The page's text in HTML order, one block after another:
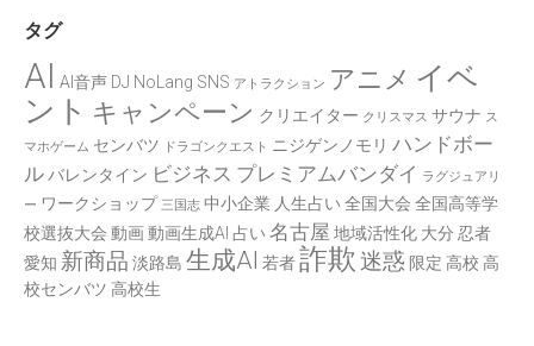
タグ
AI AI音声 DJ NoLang SNS アトラクション アニメ イベ
ント キャンペーン クリエイター クリスマス サウナ ス
マホゲーム センバツ ドラゴンクエスト ニジゲンノモリ ハンドボー
ルバレンタイン ビジネス プレミアムバンダイ ラグジュアリ
ー ワークショップ 三国志 中小企業 人生占い 全国大会 全国高等学
校選抜大会 動画動画生成AI 占い 名古屋 地域活性化 大分 忍者
愛知 新商品 淡路島 生成AI 若者詐欺 迷惑 限定 高校 高
校センバツ 高校生